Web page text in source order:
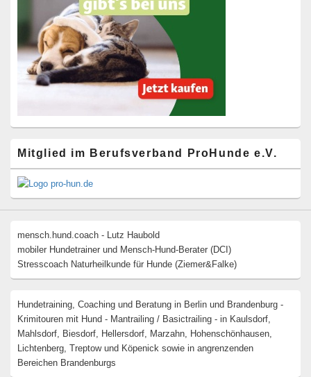
Mitglied im Berufsverband ProHunde e.V.
mensch.hund.coach - Lutz Haubold
mobiler Hundetrainer und Mensch-Hund-Berater (DCI)
Stresscoach Naturheilkunde für Hunde (Ziemer&Falke)
Hundetraining, Coaching und Beratung in Berlin und Brandenburg -
Krimitouren mit Hund - Mantrailing / Basictrailing - in Kaulsdorf,
Mahlsdorf, Biesdorf, Hellersdorf, Marzahn, Hohenschönhausen,
Lichtenberg, Treptow und Köpenick sowie in angrenzenden
Bereichen Brandenburgs